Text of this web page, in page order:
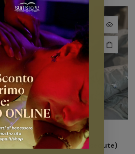
24%
BEAUTY
PRESSOTECK (13 sedute)